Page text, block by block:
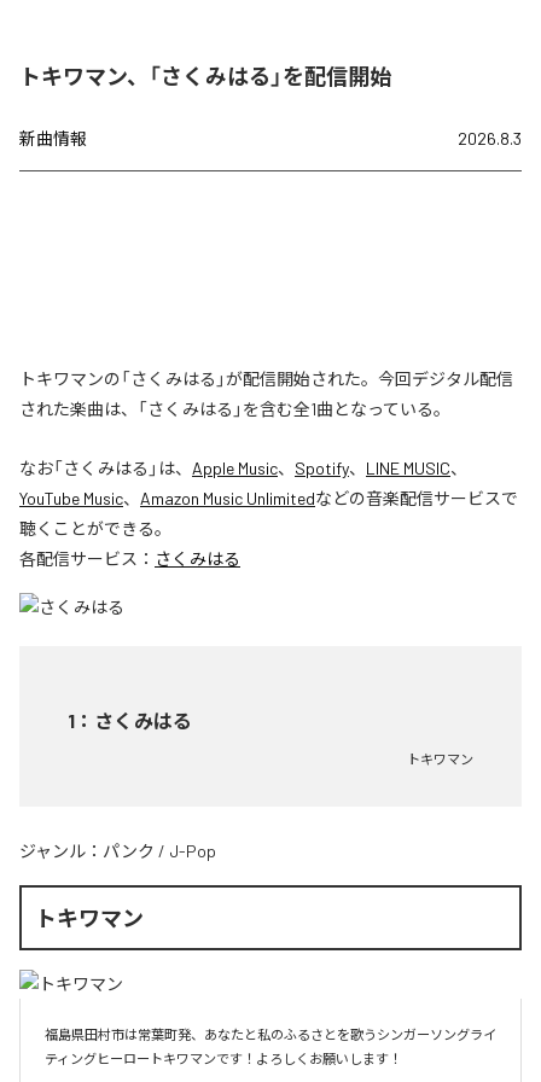
トキワマン、「さくみはる」を配信開始
新曲情報 2026.8.3
トキワマンの「さくみはる」が配信開始された。今回デジタル配信
された楽曲は、「さくみはる」を含む全1曲となっている。
なお「さくみはる 」は、 Apple Music、 Spotify、 LINE MUSIC、
YouTube Music、 Amazon Music Unlimitedなどの音楽配信サービスで
聴くことができる。
各配信サービス： さくみはる
1 ： さくみはる
トキワマン
ジャンル： パンク / J-Pop
トキワマン
福島県田村市は常葉町発、あなたと私のふるさとを歌うシンガーソングライ
ティングヒーロートキワマンです！よろしくお願いします！